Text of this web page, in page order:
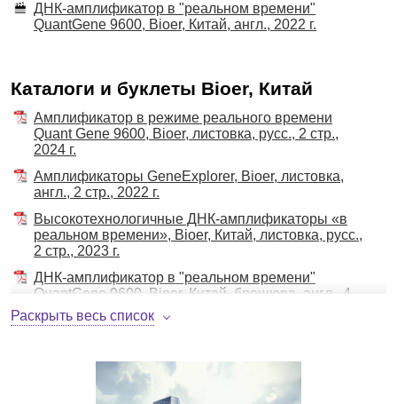
ДНК-амплификатор в "реальном времени"
QuantGene 9600, Bioer, Китай, англ., 2022 г.
Каталоги и буклеты Bioer, Китай
Амплификатор в режиме реального времени
Quant Gene 9600, Bioer, листовка, русс., 2 стр.,
2024 г.
Амплификаторы GeneExplorer, Bioer, листовка,
англ., 2 стр., 2022 г.
Высокотехнологичные ДНК-амплификаторы «в
реальном времени», Bioer, Китай, листовка, русс.,
2 стр., 2023 г.
ДНК-амплификатор в "реальном времени"
QuantGene 9600, Bioer, Китай, брошюра, англ., 4
стр., 2022 г.
Раскрыть весь список